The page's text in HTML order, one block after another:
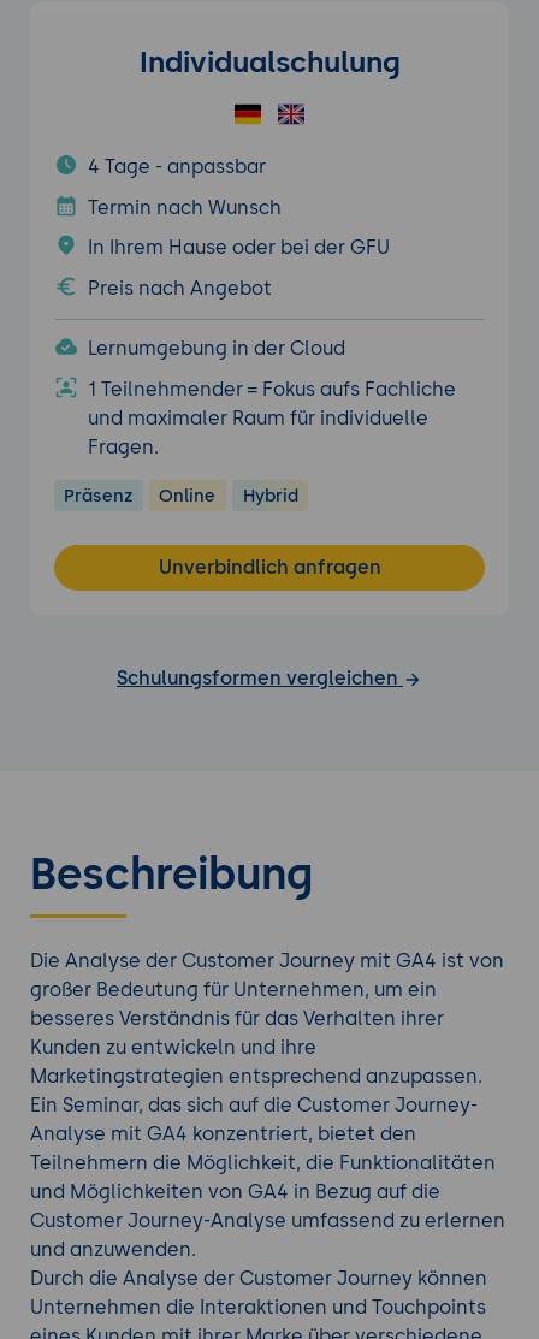
Individualschulung
4 Tage - anpassbar
Termin nach Wunsch
In Ihrem Hause oder bei der GFU
Preis nach Angebot
Lernumgebung in der Cloud
1 Teilnehmender = Fokus aufs Fachliche
und maximaler Raum für individuelle
Fragen.
Präsenz Online Hybrid
Unverbindlich anfragen
Schulungsformen vergleichen
Beschreibung
Die Analyse der Customer Journey mit GA4 ist von
großer Bedeutung für Unternehmen, um ein
besseres Verständnis für das Verhalten ihrer
Kunden zu entwickeln und ihre
Marketingstrategien entsprechend anzupassen.
Ein Seminar, das sich auf die Customer Journey-
Analyse mit GA4 konzentriert, bietet den
Teilnehmern die Möglichkeit, die Funktionalitäten
und Möglichkeiten von GA4 in Bezug auf die
Customer Journey-Analyse umfassend zu erlernen
und anzuwenden.
Durch die Analyse der Customer Journey können
Unternehmen die Interaktionen und Touchpoints